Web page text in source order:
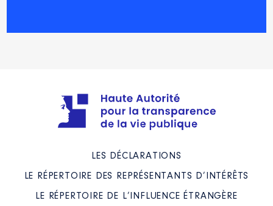
LES DÉCLARATIONS
LE RÉPERTOIRE DES REPRÉSENTANTS D’INTÉRÊTS
LE RÉPERTOIRE DE L’INFLUENCE ÉTRANGÈRE